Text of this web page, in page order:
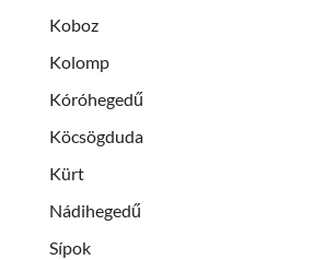
Koboz
Kolomp
Kóróhegedű
Köcsögduda
Kürt
Nádihegedű
Sípok